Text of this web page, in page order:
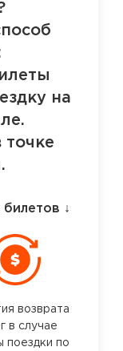
на
точке
билетов ↓
возврата
в случае
поездки по